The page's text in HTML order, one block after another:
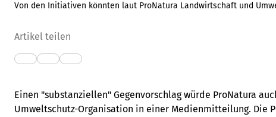
Von den Initiativen könnten laut ProNatura Landwirtschaft und
Artikel teilen
Einen "substanziellen" Gegenvorschlag würde ProNatura
Umweltschutz-Organisation in einer Medienmitteilung. Die